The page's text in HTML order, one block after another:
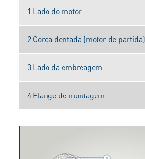
1 Lado do motor
2 Coroa dentada (motor de partida)
3 Lado da embreagem
4 Flange de montagem